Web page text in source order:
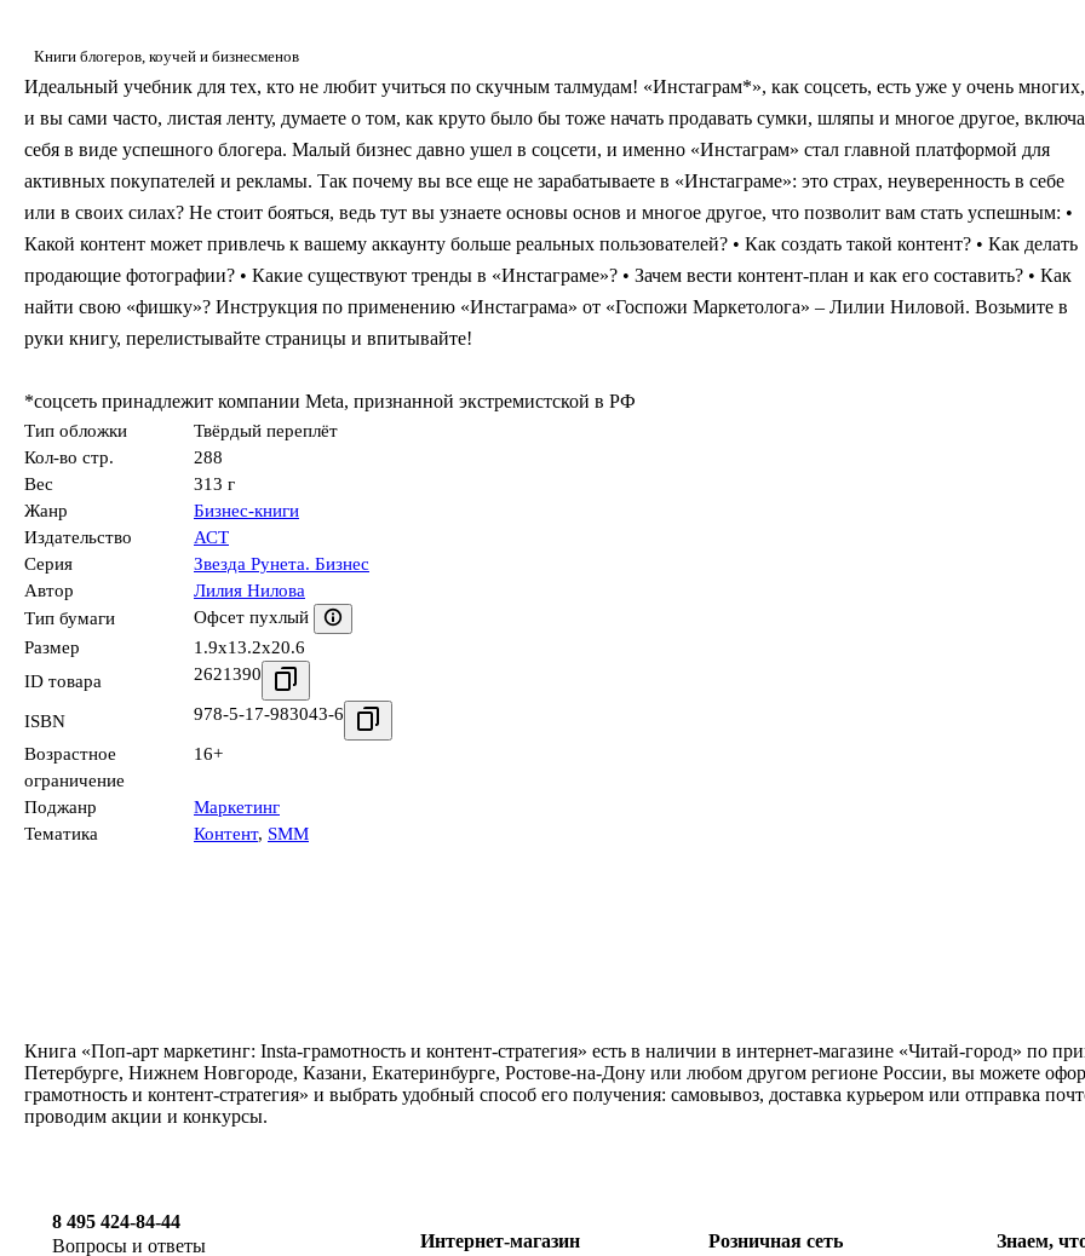
Книги блогеров, коучей и бизнесменов
Идеальный учебник для тех, кто не любит учиться по скучным талмудам! «Инстаграм*», как соцсеть, есть уже у очень многих,
и вы сами часто, листая ленту, думаете о том, как круто было бы тоже начать продавать сумки, шляпы и многое другое,
себя в виде успешного блогера. Малый бизнес давно ушел в соцсети, и именно «Инстаграм» стал главной платформой для
активных покупателей и рекламы. Так почему вы все еще не зарабатываете в «Инстаграме»: это страх, неуверенность в себе
или в своих силах? Не стоит бояться, ведь тут вы узнаете основы основ и многое другое, что позволит вам стать успешным: •
Какой контент может привлечь к вашему аккаунту больше реальных пользователей? • Как создать такой контент? • Как делать
продающие фотографии? • Какие существуют тренды в «Инстаграме»? • Зачем вести контент-план и как его составить? • Как
найти свою «фишку»? Инструкция по применению «Инстаграма» от «Госпожи Маркетолога» – Лилии Ниловой. Возьмите в
руки книгу, перелистывайте страницы и впитывайте!
*соцсеть принадлежит компании Meta, признанной экстремистской в РФ
Тип обложки
Твёрдый переплёт
Кол-во стр.
288
Вес
313 г
Жанр
Бизнес-книги
Издательство
АСТ
Серия
Звезда Рунета. Бизнес
Автор
Лилия Нилова
Тип бумаги
Офсет пухлый
Размер
1.9x13.2x20.6
ID товара
2621390
ISBN 978-5-17-983043-6
Возрастное
ограничение
16+
Поджанр
Маркетинг
Тематика
Контент, SMM
Книга «Поп-арт маркетинг: Insta-грамотность и контент-стратегия» есть в наличии в интернет-магазине «Читай-город» по
Петербурге, Нижнем Новгороде, Казани, Екатеринбурге, Ростове-на-Дону или любом другом регионе России, вы можете
грамотность и контент-стратегия» и выбрать удобный способ его получения: самовывоз, доставка курьером или отправка
проводим акции и конкурсы.
8 495 424-84-44
Вопросы и ответы
Интернет-магазин Розничная сеть Знаем,